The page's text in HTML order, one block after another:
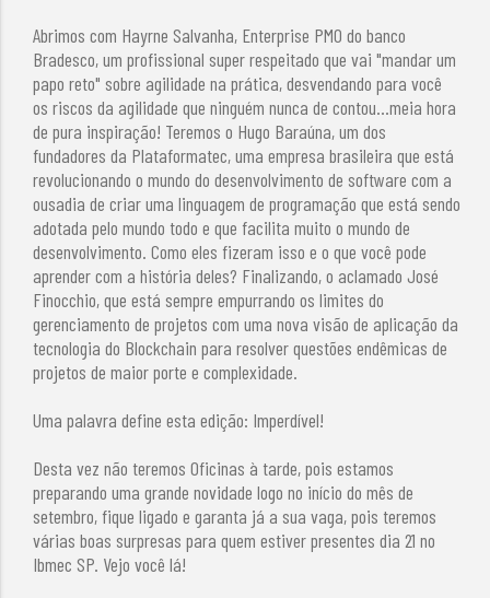
Abrimos com Hayrne Salvanha, Enterprise PMO do banco
Bradesco, um profissional super respeitado que vai "mandar um
papo reto" sobre agilidade na prática, desvendando para você
os riscos da agilidade que ninguém nunca de contou...meia hora
de pura inspiração! Teremos o Hugo Baraúna, um dos
fundadores da Plataformatec, uma empresa brasileira que está
revolucionando o mundo do desenvolvimento de software com a
ousadia de criar uma linguagem de programação que está sendo
adotada pelo mundo todo e que facilita muito o mundo de
desenvolvimento. Como eles fizeram isso e o que você pode
aprender com a história deles? Finalizando, o aclamado José
Finocchio, que está sempre empurrando os limites do
gerenciamento de projetos com uma nova visão de aplicação da
tecnologia do Blockchain para resolver questões endêmicas de
projetos de maior porte e complexidade.
Uma palavra define esta edição: Imperdível!
Desta vez não teremos Oficinas à tarde, pois estamos
preparando uma grande novidade logo no início do mês de
setembro, fique ligado e garanta já a sua vaga, pois teremos
várias boas surpresas para quem estiver presentes dia 21 no
Ibmec SP. Vejo você lá!